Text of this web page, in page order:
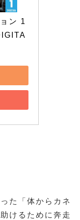
ン 1
た「体からカネ
けるために奔走